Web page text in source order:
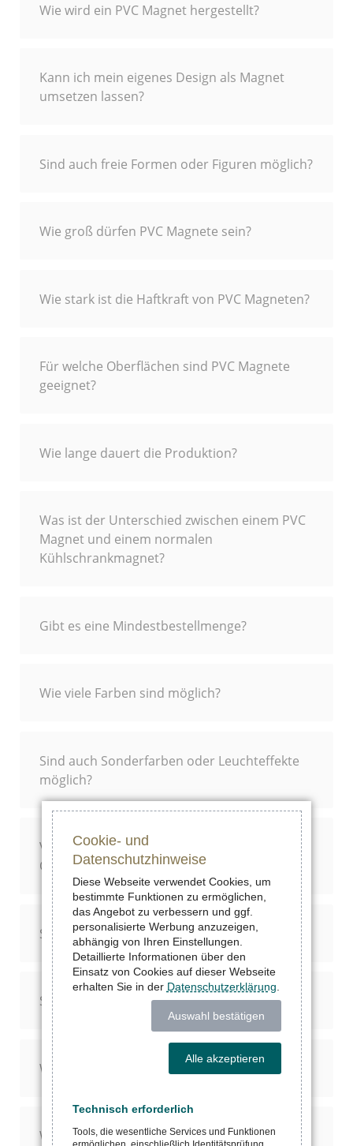
Wie wird ein PVC Magnet hergestellt?
Kann ich mein eigenes Design als Magnet
umsetzen lassen?
Sind auch freie Formen oder Figuren möglich?
Wie groß dürfen PVC Magnete sein?
Wie stark ist die Haftkraft von PVC Magneten?
Für welche Oberflächen sind PVC Magnete
geeignet?
Wie lange dauert die Produktion?
Was ist der Unterschied zwischen einem PVC
Magnet und einem normalen
Kühlschrankmagnet?
Gibt es eine Mindestbestellmenge?
Wie viele Farben sind möglich?
Sind auch Sonderfarben oder Leuchteffekte
möglich?
Verkratzen PVC Magnete empfindliche
Oberflächen?
Sind PVC Magnete wasserfest?
Sind PVC Magnete UV-beständig?
Wie reinigt man PVC Magnete?
Was kostet ein individuell gefertigter PVC
Cookie- und
Datenschutzhinweise
Diese Webseite verwendet Cookies, um
bestimmte Funktionen zu ermöglichen,
das Angebot zu verbessern und ggf.
personalisierte Werbung anzuzeigen,
abhängig von Ihren Einstellungen.
Detaillierte Informationen über den
Einsatz von Cookies auf dieser Webseite
erhalten Sie in der Datenschutzerklärung
Auswahl bestätigen
Alle akzeptieren
Technisch erforderlich
Tools, die wesentliche Services und Funktionen